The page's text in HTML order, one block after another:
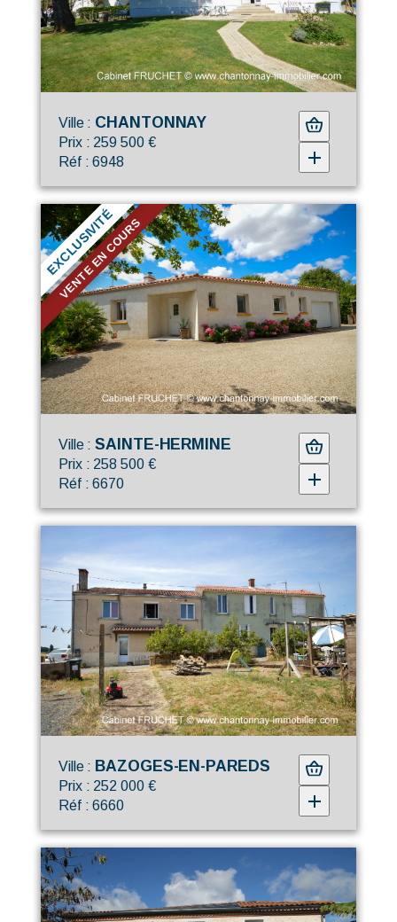
Ville : CHANTONNAY
Prix : 259 500 €
Réf : 6948
VENTE EN COURS
EXCLUSIVITÉ
Ville :SAINTE-HERMINE
Prix : 258 500 €
Réf : 6670
Ville : BAZOGES-EN-PAREDS
Prix : 252 000 €
Réf : 6660